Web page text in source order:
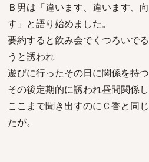
Ｂ男は「違います、違います、
す」と語り始めました。
要約すると飲み会でくつろいで
うと誘われ
遊びに行ったその日に関係を持
その後定期的に誘われ昼間関係
ここまで聞き出すのにＣ香と同
たが。